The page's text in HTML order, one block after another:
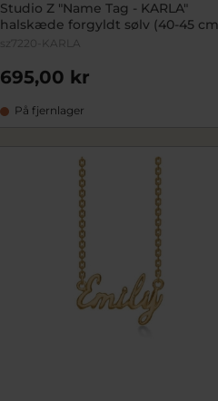
Studio Z "Name Tag - KARLA"
halskæde forgyldt sølv (40-45
sz7220-KARLA
695,00 kr
På fjernlager